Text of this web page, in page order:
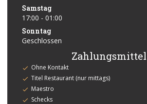
Samstag
17:00 - 01:00
Sonntag
Geschlossen
Zahlungsmittel
Ohne Kontakt
Titel Restaurant (nur mittags)
Maestro
Schecks